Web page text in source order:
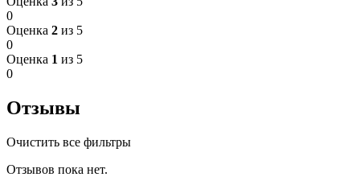
0
Оценка 2 из 5
0
Оценка 1 из 5
0
Отзывы
Очистить все фильтры
Отзывов пока нет.